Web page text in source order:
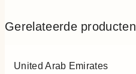
Gerelateerde producten
United Arab Emirates